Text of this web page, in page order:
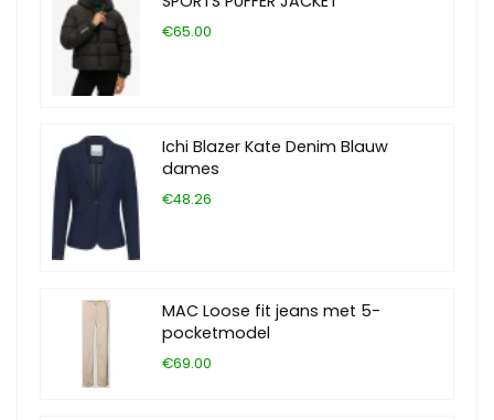
€65.00
Ichi Blazer Kate Denim Blauw
dames
€48.26
MAC Loose fit jeans met 5-
pocketmodel
€69.00